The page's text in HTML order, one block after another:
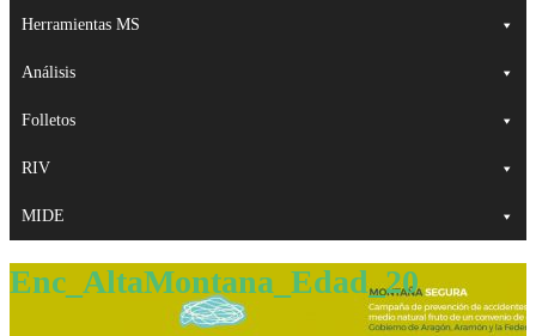
Herramientas MS
Análisis
Folletos
RIV
MIDE
Enc_AltaMontana_Edad_20